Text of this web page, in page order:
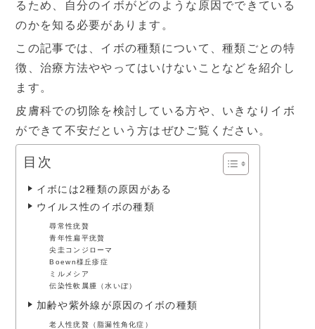
るため、自分のイボがどのような原因でできている
のかを知る必要があります。
この記事では、イボの種類について、種類ごとの特
徴、治療方法ややってはいけないことなどを紹介し
ます。
皮膚科での切除を検討している方や、いきなりイボ
ができて不安だという方はぜひご覧ください。
目次
イボには2種類の原因がある
ウイルス性のイボの種類
尋常性疣贅
青年性扁平疣贅
尖圭コンジローマ
Boewn様丘疹症
ミルメシア
伝染性軟属腫（水いぼ）
加齢や紫外線が原因のイボの種類
老人性疣贅（脂漏性角化症）
ご挨拶 院長ブログ
クリニック紹介 ▼
当院の特徴
設備と検査 よくあるご質問
当院の取り組み・院内掲示
事項
受付時間・アクセス
受付時間
診療カレンダー